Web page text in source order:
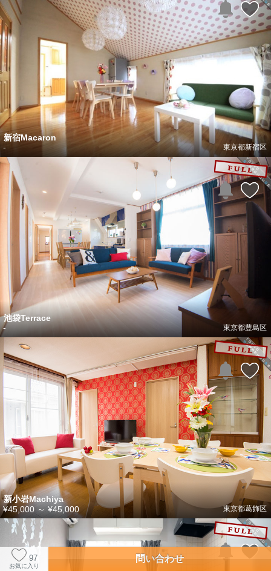
新宿Macaron
東京都新宿区
-
池袋Terrace
東京都豊島区
-
新小岩Machiya
東京都葛飾区
¥45,000～¥45,000
97
お気に入り
問い合わせ